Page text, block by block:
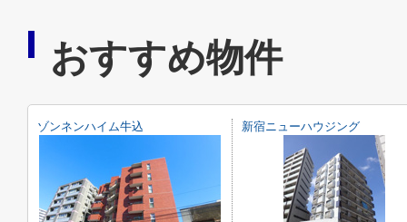
おすすめ物件
ゾンネンハイム牛込 新宿ニューハウジング